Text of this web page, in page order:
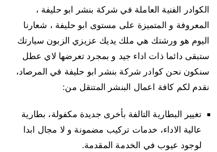
الكوادر الفنية العاملة في شركة بنشر ابو حليفة ،
المعروفة و المتميزة على مستوى ابو حليفة ، شعارنا
اليوم هو ورشتك هي ملك يديك عزيزي الزبون سيارتك
ستبقى دائما ذات اداء جيد و بمجرد تعرضها لاي عطل
سنكون نحن كوادر شركة بنشر ابو حليفة في المرصاد،
نقدم لكم كافة اعمال البنشر المتنقل من:
تغيير البطارية التالفة بأخرى جديدة مكفولة، بطارية
عالية الاداء، خدمات تركيب مضمونة و لا مجال ابدا
لوجود عيوب في الخدمة المقدمة.